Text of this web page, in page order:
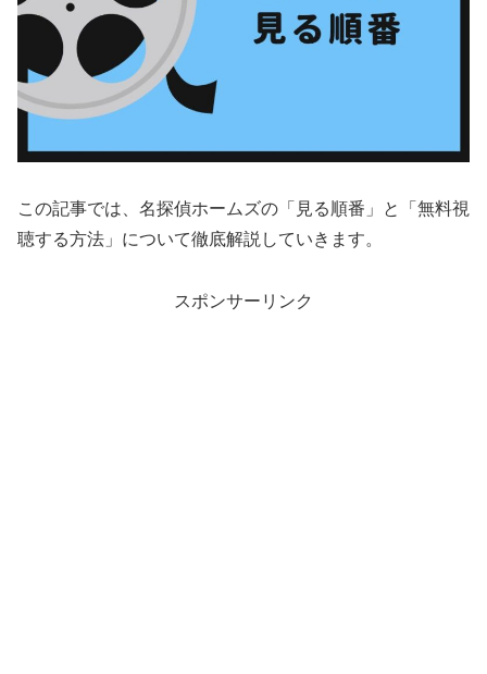
この記事では、名探偵ホームズの「見る順番」と「無料視
聴する方法」について徹底解説していきます。
スポンサーリンク